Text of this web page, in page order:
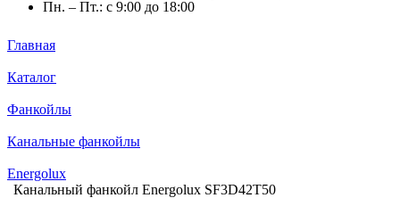
Пн. – Пт.: с 9:00 до 18:00
Главная
Каталог
Фанкойлы
Канальные фанкойлы
Energolux
Канальный фанкойл Energolux SF3D42T50